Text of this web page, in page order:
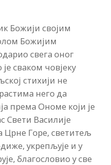
Божији својим
Божијим
свега оног
сваком човјеку
стихији не
него да
према Ономе који је
Свети Василије
Горе, светитељ
укрепљује и у
благословио у све